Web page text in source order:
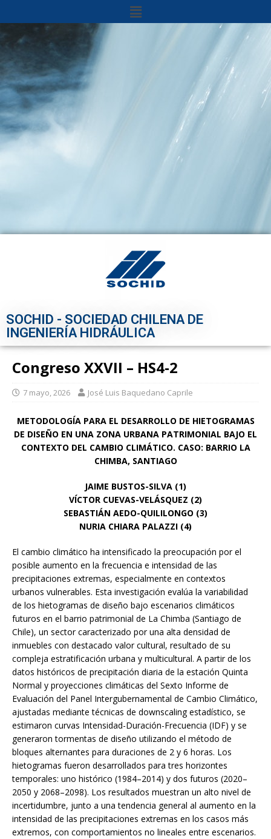
SOCHID - SOCIEDAD CHILENA DE
INGENIERÍA HIDRÁULICA
Congreso XXVII – HS4-2
7 mayo, 2026 José Luis Baquedano Caprile
METODOLOGÍA PARA EL DESARROLLO DE HIETOGRAMAS
DE DISEÑO EN UNA ZONA URBANA PATRIMONIAL BAJO EL
CONTEXTO DEL CAMBIO CLIMÁTICO. CASO: BARRIO LA
CHIMBA, SANTIAGO
JAIME BUSTOS-SILVA (1)
VÍCTOR CUEVAS-VELÁSQUEZ (2)
SEBASTIÁN AEDO-QUILILONGO (3)
NURIA CHIARA PALAZZI (4)
El cambio climático ha intensificado la preocupación por el
posible aumento en la frecuencia e intensidad de las
precipitaciones extremas, especialmente en contextos
urbanos vulnerables. Esta investigación evalúa la variabilidad
de los hietogramas de diseño bajo escenarios climáticos
futuros en el barrio patrimonial de La Chimba (Santiago de
Chile), un sector caracterizado por una alta densidad de
inmuebles con destacado valor cultural, resultado de su
compleja estratificación urbana y multicultural. A partir de los
datos históricos de precipitación diaria de la estación Quinta
Normal y proyecciones climáticas del Sexto Informe de
Evaluación del Panel Intergubernamental de Cambio Climático,
ajustadas mediante técnicas de downscaling estadístico, se
estimaron curvas Intensidad-Duración-Frecuencia (IDF) y se
generaron tormentas de diseño utilizando el método de
bloques alternantes para duraciones de 2 y 6 horas. Los
hietogramas fueron desarrollados para tres horizontes
temporales: uno histórico (1984–2014) y dos futuros (2020–
2050 y 2068–2098). Los resultados muestran un alto nivel de
incertidumbre, junto a una tendencia general al aumento en la
intensidad de las precipitaciones extremas en los casos más
extremos, con comportamientos no lineales entre escenarios.